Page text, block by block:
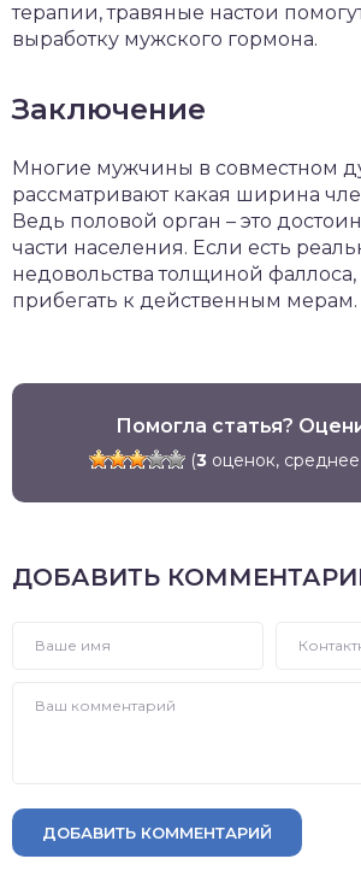
терапии, травяные настои
выработку мужского гормона.
Заключение
Многие мужчины в совместном
рассматривают какая ширина
Ведь половой орган – это
части населения. Если есть
недовольства толщиной
прибегать к действенным мерам.
Помогла статья?
(3 оценок, среднее:
ДОБАВИТЬ
ДОБАВИТЬ КОММЕНТАРИЙ